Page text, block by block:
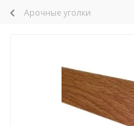
Арочные уголки